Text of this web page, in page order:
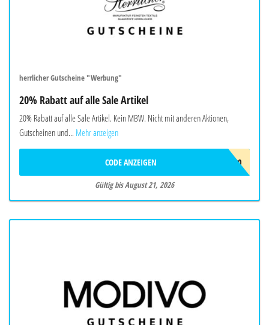
herrlicher Gutscheine "Werbung"
20% Rabatt auf alle Sale Artikel
20% Rabatt auf alle Sale Artikel. Kein MBW. Nicht mit anderen Aktionen,
Gutscheinen und... Mehr anzeigen
HOT20
CODE ANZEIGEN
Gültig bis August 21, 2026